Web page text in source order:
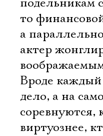
подельникам
то
а
актер
Вроде каждый
дело, а на
соревнуются,
виртуознее,